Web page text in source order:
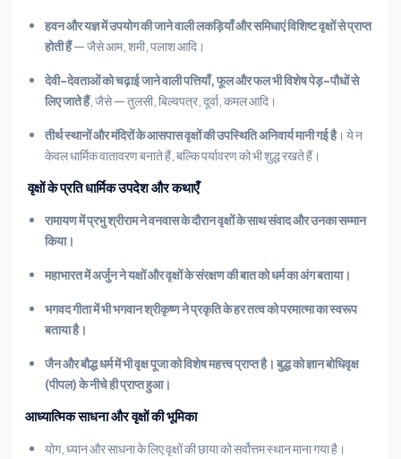
हवन और यज्ञ में उपयोग की जाने वाली लकड़ियाँ और समिधाएं विशिष्ट वृक्षों से प्राप्त
होती हैं— जैसे आम, शमी, पलाश आदि।
देवी-देवताओं को चढ़ाई जाने वाली पत्तियाँ, फूल और फल भी विशेष पेड़-पौधों से
लिए जाते हैं, जैसे — तुलसी, बिल्वपत्र, दूर्वा, कमल आदि।
तीर्थ स्थानों और मंदिरों के आसपास वृक्षों की उपस्थिति अनिवार्य मानी गई है। ये न
केवल धार्मिक वातावरण बनाते हैं, बल्कि पर्यावरण को भी शुद्ध रखते हैं।
वृक्षों के प्रति धार्मिक उपदेश और कथाएँ
रामायण में प्रभु श्रीराम ने वनवास के दौरान वृक्षों के साथ संवाद और उनका सम्मान
किया।
महाभारत में अर्जुन ने यक्षों और वृक्षों के संरक्षण की बात को धर्म का अंग बताया।
भगवद गीता में भी भगवान श्रीकृष्ण ने प्रकृति के हर तत्व को परमात्मा का स्वरूप
बताया है।
जैन और बौद्ध धर्म में भी वृक्ष पूजा को विशेष महत्त्व प्राप्त है। बुद्ध को ज्ञान बोधिवृक्ष
(पीपल) के नीचे ही प्राप्त हुआ।
आध्यात्मिक साधना और वृक्षों की भूमिका
योग, ध्यान और साधना के लिए वृक्षों की छाया को सर्वोत्तम स्थान माना गया है।